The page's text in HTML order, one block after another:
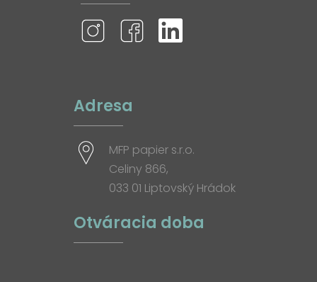
Adresa
MFP papier s.r.o.
Celiny 866,
033 01 Liptovský Hrádok
Otváracia doba